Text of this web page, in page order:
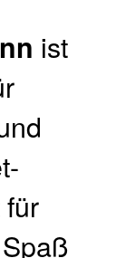
ist